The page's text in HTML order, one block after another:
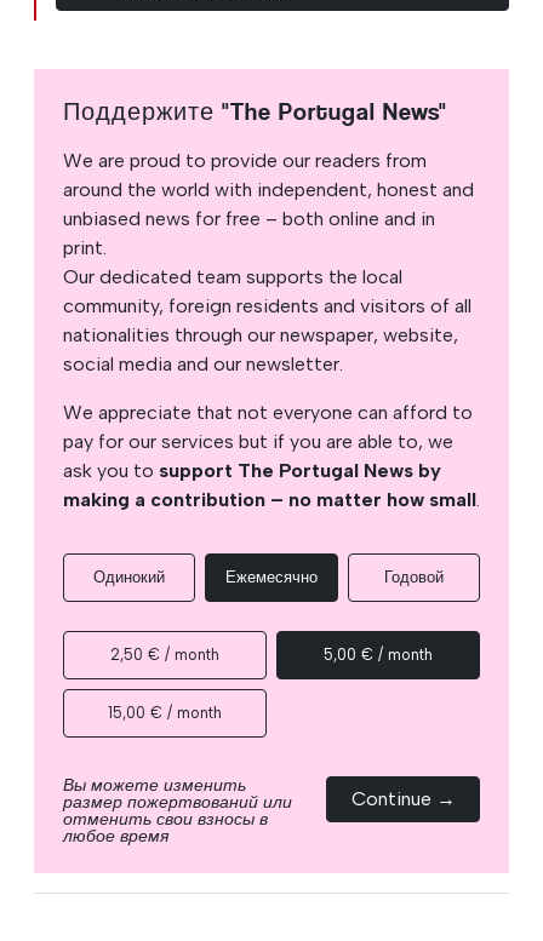
Поддержите "The Portugal News"
We are proud to provide our readers from
around the world with independent, honest and
unbiased news for free – both online and in
print.
Our dedicated team supports the local
community, foreign residents and visitors of all
nationalities through our newspaper, website,
social media and our newsletter.
We appreciate that not everyone can afford to
pay for our services but if you are able to, we
ask you to support The Portugal News by
making a contribution – no matter how small.
Одинокий Ежемесячно Годовой
2,50 € / month 5,00 € / month
15,00 € / month
Вы можете изменить
размер пожертвований или
отменить свои взносы в
любое время
Continue →